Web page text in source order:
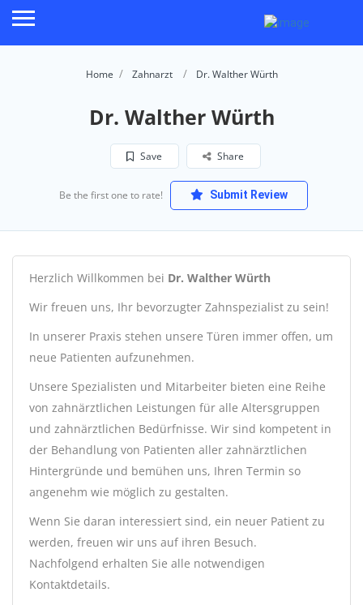
Home Zahnarzt Dr. Walther Würth
Dr. Walther Würth
Save Share
Be the first one to rate! Submit Review
Herzlich Willkommen bei Dr. Walther Würth
Wir freuen uns, Ihr bevorzugter Zahnspezialist zu sein!
In unserer Praxis stehen unsere Türen immer offen, um
neue Patienten aufzunehmen.
Unsere Spezialisten und Mitarbeiter bieten eine Reihe
von zahnärztlichen Leistungen für alle Altersgruppen
und zahnärztlichen Bedürfnisse. Wir sind kompetent in
der Behandlung von Patienten aller zahnärztlichen
Hintergründe und bemühen uns, Ihren Termin so
angenehm wie möglich zu gestalten.
Wenn Sie daran interessiert sind, ein neuer Patient zu
werden, freuen wir uns auf ihren Besuch.
Nachfolgend erhalten Sie alle notwendigen
Kontaktdetails.